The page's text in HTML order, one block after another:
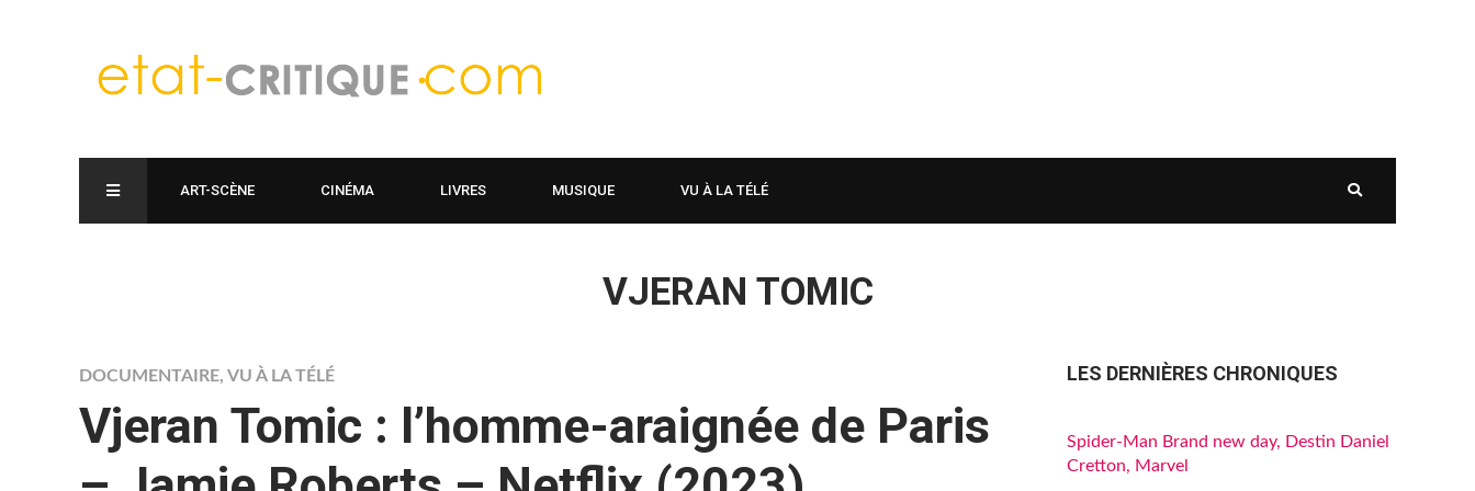
ART-SCÈNE CINÉMA LIVRES MUSIQUE VU À LA TÉLÉ
VJERAN TOMIC
DOCUMENTAIRE, VU À LA TÉLÉ
Vjeran Tomic : l’homme-araignée de Paris
LES DERNIÈRES CHRONIQUES
Spider-Man Brand new day, Destin Daniel
Cretton, Marvel